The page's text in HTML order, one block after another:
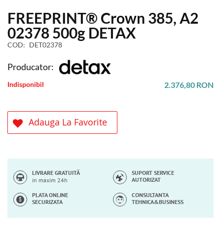
FREEPRINT® Crown 385, A2
02378 500g DETAX
COD DET02378
Producator:
Indisponibil 2.376,80 RON
Adauga La Favorite
to
the
beginning
of
images
LIVRARE GRATUITĂ
in maxim 24h
SUPORT SERVICE
AUTORIZAT
PLATA ONLINE
SECURIZATA
CONSULTANTA
TEHNICA&BUSINESS